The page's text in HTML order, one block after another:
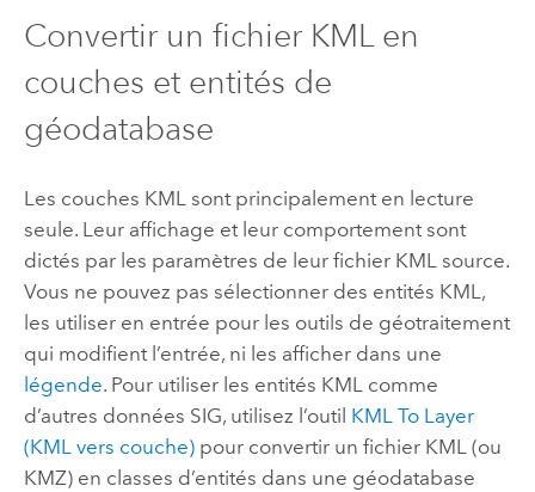
Convertir un fichier KML en
couches et entités de
géodatabase
Les couches KML sont principalement en lecture
seule. Leur affichage et leur comportement sont
dictés par les paramètres de leur fichier KML source.
Vous ne pouvez pas sélectionner des entités KML,
les utiliser en entrée pour les outils de géotraitement
qui modifient l’entrée, ni les afficher dans une
légende. Pour utiliser les entités KML comme
d’autres données SIG, utilisez l’outil KML To Layer
(KML vers couche)pour convertir un fichier KML (ou
KMZ) en classes d’entités dans une géodatabase